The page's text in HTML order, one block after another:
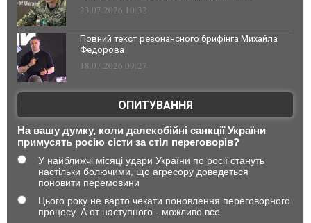
23.07.2026 10:32
Повний текст резонансного брифінга Михайла
Федорова
18.07.2026 09:27
ОПИТУВАННЯ
На вашу думку, коли далекобійні санкції України
примусять росію сісти за стіл переговорів?
У найближчі місяці удари України по росії стануть
настільки болючими, що агресору доведеться
поновити перемовини
Цього року не варто чекати поновлення переговорного
процесу. А от наступного - можливо все